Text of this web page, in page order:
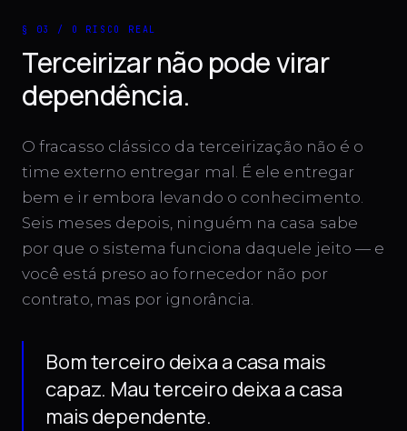
§ 03 / O RISCO REAL
Terceirizar não pode virar
dependência.
O fracasso clássico da terceirização não é o
time externo entregar mal. É ele entregar
bem e ir embora levando o conhecimento.
Seis meses depois, ninguém na casa sabe
por que o sistema funciona daquele jeito — e
você está preso ao fornecedor não por
contrato, mas por ignorância.
Bom terceiro deixa a casa mais
capaz. Mau terceiro deixa a casa
mais dependente.